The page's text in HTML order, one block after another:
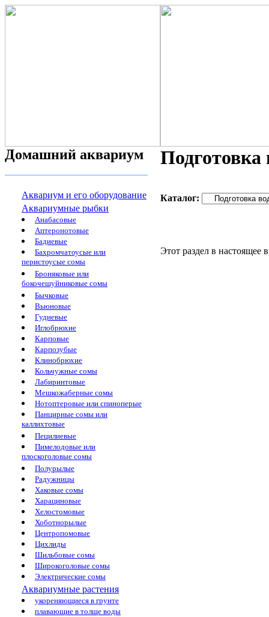
Домашний аквариум
Аквариум и его оборудование
Аквариумные рыбки
Анабасовые
Аптеронотовые
Бадиевые
Бахромчатоусые или
перистоусые сомы
Броняковые или
бокочешуйниковые сомы
Бычковые
Вьюновые
Гудиевые
Иглобрюхие
Карповые
Карпозубые
Клинобрюхие
Кольчужные сомы
Лабиринтовые
Мешкожаберные сомы
Нотоптеровые или спиноперые
Панцирные сомы или
каллихтовые
Пецилиевые
Пимелодовые или
плоскоголовые сомы
Полурылые
Радужницы
Хаковые сомы
Харациновые
Хелостомовые
Хоботнорылые
Центропомовые
Цихлиды
Шильбовые сомы
Широкоголовые сомы
Электрические сомы
Аквариумные растения
укореняющиеся в грунте
плавающие в толще воды
Подготовка
Каталог:
Этот раздел в настоящее